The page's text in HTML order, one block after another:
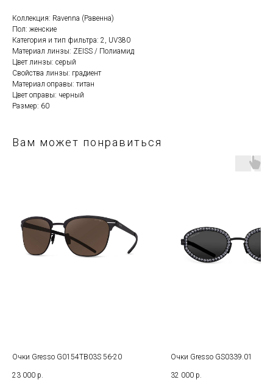
Коллекция: Ravenna (Равенна)
Пол: женские
Категория и тип фильтра: 2, UV380
Материал линзы: ZEISS / Полиамид
Цвет линзы: серый
Cвойства линзы: градиент
Материал оправы: титан
Цвет оправы: черный
Размер: 60
Вам может понравиться
Очки Gresso G0154TB03S 56-20
23 000 р.
Очки Gresso GS0339.01
32 000 р.